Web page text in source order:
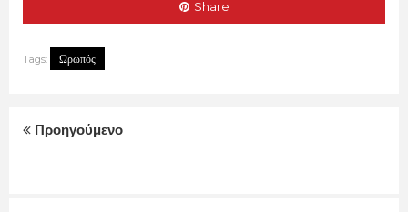
Share
Tags: Ωρωπός
Προηγούμενο